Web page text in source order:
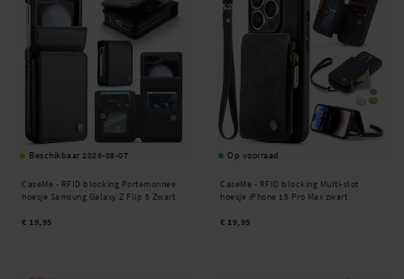
Beschikbaar 2026-08-07
CaseMe - RFID blocking Portemonnee
hoesje Samsung Galaxy Z Flip 5 Zwart
€ 19,95
Op voorraad
CaseMe - RFID blocking Multi-slot
hoesje iPhone 15 Pro Max zwart
€ 19,95